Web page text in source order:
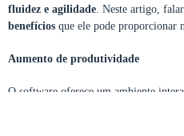
fluidez e agilidade. Neste artigo,
benefícios que ele pode proporcionar
Aumento de produtividade
O software oferece um ambiente